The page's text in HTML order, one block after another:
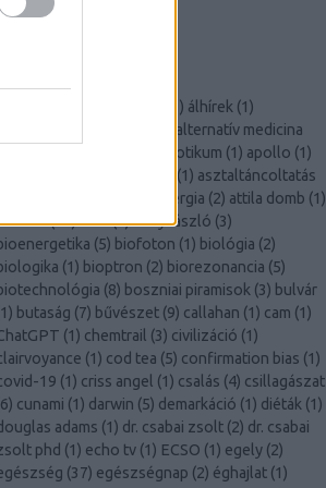
Társaság
) álhírek (1)
alternatív medicina
antibiotikum (1) apollo (1)
(1) asztaltáncoltatás
atomenergia (2) attila domb (1)
(14)aura(2)béky lászló (3)
(5) biofoton (1) biológia (2)
(1) bioptron (2) biorezonancia (5)
(8) boszniai piramisok (3) bulvár
1) butaság (7) bűvészet (9) callahan (1) cam (1)
(1) chemtrail (3) civilizáció (1)
(1) cod tea (5) confirmation bias (1)
19 (1) criss angel (1) csalás (4) csillagászat
6) cunami (1) darwin (5) demarkáció (1) diéták (1)
adams (1) dr. csabai zsolt (2) dr. csabai
phd (1) echo tv (1) ECSO (1) egely (2)
(37) egészségnap (2) éghajlat (1)